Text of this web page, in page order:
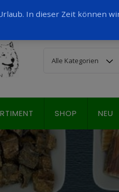
SHOP NEU
In dieser Zeit können